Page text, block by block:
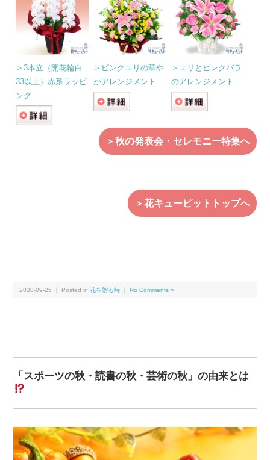
＞3本立（開花輪白
33以上）赤系ラッピ
ング
＞ピンクユリの華や
かアレンジメント
＞ユリとピンクバラ
のアレンジメント
＞秋の発表会・セレモニー特集へ
＞花キューピットトップへ
2020-09-25 ｜ Posted in花を贈る時 ｜No Comments »
「スポーツの秋・読書の秋・芸術の秋」の由来とは